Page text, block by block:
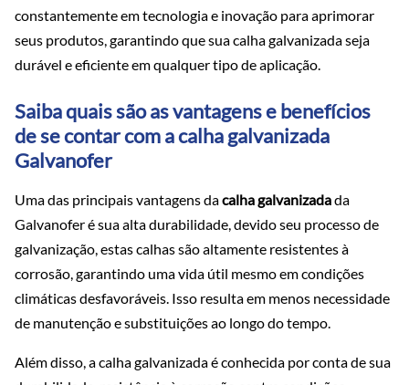
constantemente em tecnologia e inovação para aprimorar
seus produtos, garantindo que sua calha galvanizada seja
durável e eficiente em qualquer tipo de aplicação.
Saiba quais são as vantagens e benefícios
de se contar com a calha galvanizada
Galvanofer
Uma das principais vantagens dacalha galvanizadada
Galvanofer é sua alta durabilidade, devido seu processo de
galvanização, estas calhas são altamente resistentes à
corrosão, garantindo uma vida útil mesmo em condições
climáticas desfavoráveis. Isso resulta em menos necessidade
de manutenção e substituições ao longo do tempo.
Além disso, a calha galvanizada é conhecida por conta de sua